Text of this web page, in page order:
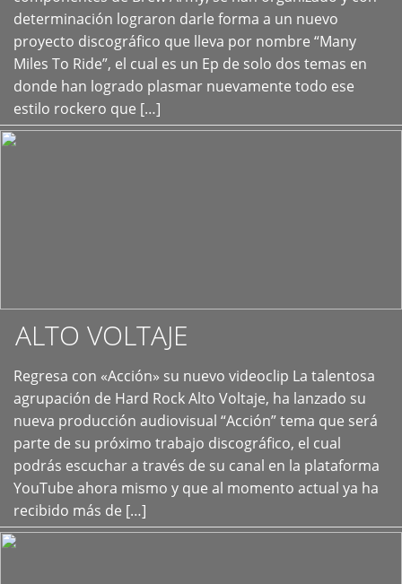
determinación lograron darle forma a un nuevo
proyecto discográfico que lleva por nombre “Many
Miles To Ride”, el cual es un Ep de solo dos temas en
donde han logrado plasmar nuevamente todo ese
estilo rockero que […]
+
ALTO VOLTAJE
Regresa con «Acción» su nuevo videoclip La talentosa
agrupación de Hard Rock Alto Voltaje, ha lanzado su
nueva producción audiovisual “Acción” tema que será
parte de su próximo trabajo discográfico, el cual
podrás escuchar a través de su canal en la plataforma
YouTube ahora mismo y que al momento actual ya ha
recibido más de […]
+